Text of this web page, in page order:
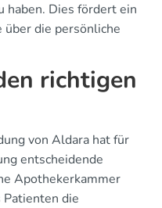
haben. Dies fördert ein
die persönliche
richtigen
von Aldara hat für
entscheidende
Apothekerkammer
die